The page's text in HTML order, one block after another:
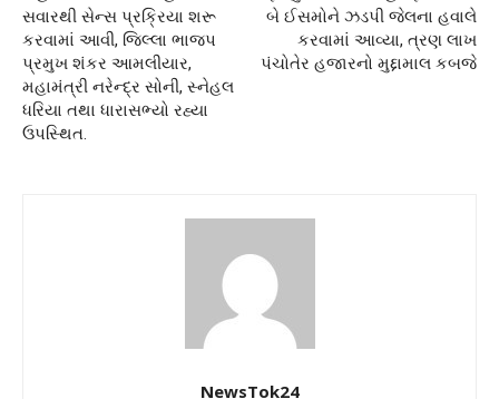
સવારથી સેન્સ પ્રક્રિયા શરૂ
કરવામાં આવી, જિલ્લા ભાજપ
પ્રમુખ શંકર આમલીયાર,
મહામંત્રી નરેન્દ્ર સોની, સ્નેહલ
ધરિયા તથા ધારાસભ્યો રહ્યા
ઉપસ્થિત.
બે ઈસમોને ઝડપી જેલના હવાલે
કરવામાં આવ્યા, ત્રણ લાખ
પંચોતેર હજારનો મુદ્દામાલ કબજે
NewsTok24